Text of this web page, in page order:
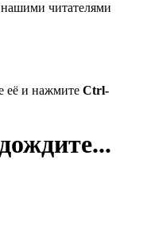
нашими читателями
её и нажмите Ctrl-